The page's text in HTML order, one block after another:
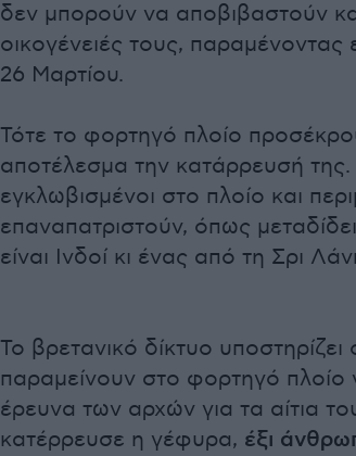
δεν μπορούν να αποβιβαστούν
οικογένειές τους, παραμένοντας
26 Μαρτίου.
Τότε το φορτηγό πλοίο
αποτέλεσμα την κατάρρευσή
εγκλωβισμένοι στο πλοίο και
επαναπατριστούν, όπως
είναι Ινδοί κι ένας από τη Σρι
Το βρετανικό δίκτυο υποστηρίζει
παραμείνουν στο φορτηγό πλοίο
έρευνα των αρχών για τα αίτια
κατέρρευσε η γέφυρα, έξι